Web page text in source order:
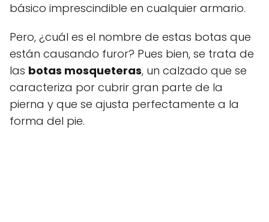
básico imprescindible en cualquier armario.
Pero, ¿cuál es el nombre de estas botas que
están causando furor? Pues bien, se trata de
las botas mosqueteras, un calzado que se
caracteriza por cubrir gran parte de la
pierna y que se ajusta perfectamente a la
forma del pie.